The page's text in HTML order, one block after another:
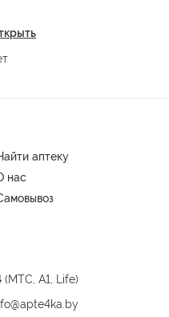
аптеку
нас
(МТС, A1, Life)